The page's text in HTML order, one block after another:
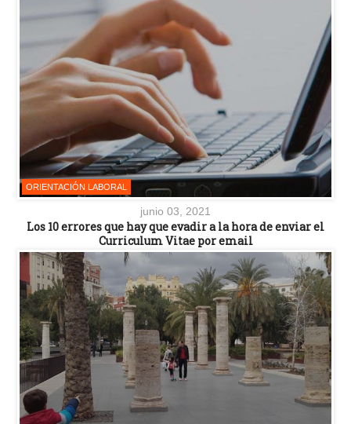
ORIENTACIÓN LABORAL
junio 03, 2021
Los 10 errores que hay que evadir a la hora de enviar el
Curriculum Vitae por email